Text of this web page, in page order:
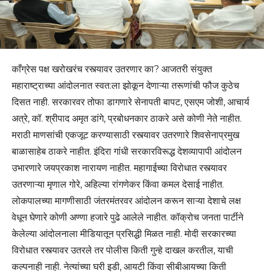
काँग्रेस पक्ष खरोखरंच रस्त्यावर उतरणार का? आजतरी संयुक्त
महाराष्ट्राच्या आंदोलनात स्वत:ला झोकून देणाऱ्या तरूणांची फौज कुठेच
दिसत नाही. सरकारवर तोफा डागणारे सेनापती बापट, एसएम जोशी, आचार्य
अत्रे, कॉ. श्रीपाद अमृत डांगे, प्रबोधनकार ठाकरे असे कोणी नेते नाहीत.
मराठी माणसांची एकजूट करण्यासाठी रस्त्यावर उतरणारे शिवसेनाप्रमुख
बाळासाहेब ठाकरे नाहीत. इंदिरा गांधी सरकारविरूद्ध देशव्यापापी आंदोलन
उभारणारे जयप्रकाश नारायण नाहीत. महागाईच्या विरोधात रस्त्यावर
उतरणाऱ्या मृणाल गोरे, अहिल्या रांगणेकर किंवा कमल देसाई नाहीत.
लोकपालच्या मागणीसाठी जंतरमंतरवर आंदोलन करून साऱ्या देशाचे लक्ष
वेधून घेणारे कोणी अण्णा हजारे पुढे आलेले नाहीत. कॉक्रोच जनता पार्टीने
केलेल्या आंदोलनाला मीडियातून प्रसिद्धी मिळत नाही. मोदी सरकारच्या
विरोधात रस्त्यावर उतरले तर पोलीस किती गुन्हे दाखल करतील, याची
कल्पनाही नाही. नेत्यांच्या घरी इडी, आयटी किंवा सीबीआयच्या किती